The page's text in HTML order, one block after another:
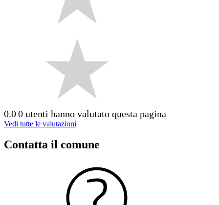
0.00 utenti hanno valutato questa pagina
Vedi tutte le valutazioni
Contatta il comune